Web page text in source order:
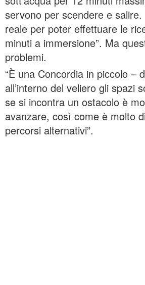
servono per scendere e
reale per poter effettuare le
minuti a immersione”. Ma
problemi.
“È una Concordia in piccolo –
all’interno del veliero gli spazi
se si incontra un ostacolo è
avanzare, così come è molto
percorsi alternativi”.